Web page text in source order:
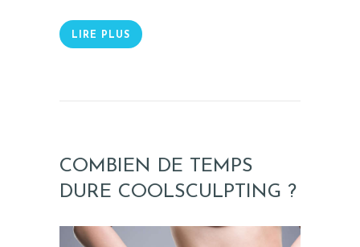
LIRE PLUS
COMBIEN DE TEMPS
DURE COOLSCULPTING ?